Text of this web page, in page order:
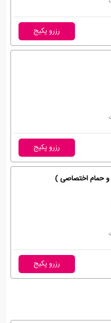
رزرو پکیج
رزرو پکیج
حمام اختصاصی )
رزرو پکیج